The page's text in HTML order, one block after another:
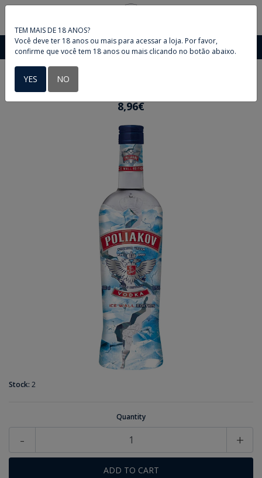
VODKA POLIAKOV 700ML
8,96€
Stock: 2
Quantity
+
-
TEM MAIS DE 18 ANOS?
Você deve ter 18 anos ou mais para acessar a loja. Por favor,
confirme que você tem 18 anos ou mais clicando no botão abaixo.
YES NO